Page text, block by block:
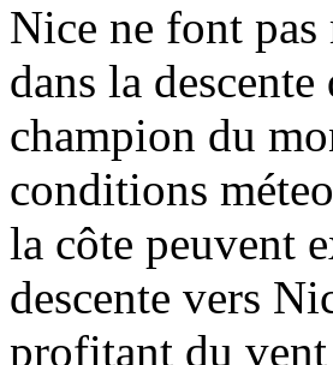
Nice ne font
dans la
champion du
conditions
la côte peuvent
descente vers
profitant du vent